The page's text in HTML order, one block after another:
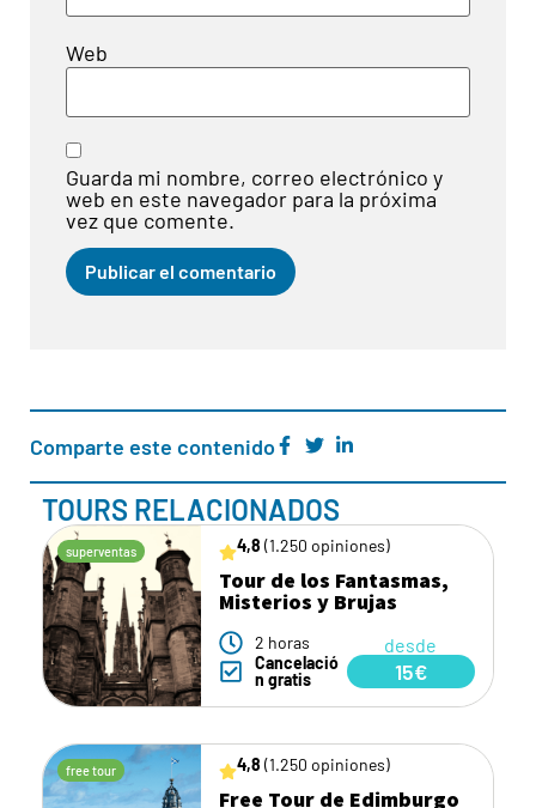
Web
Guarda mi nombre, correo electrónico y
web en este navegador para la próxima
vez que comente.
Comparte este contenido
TOURS RELACIONADOS
superventas 4,8 (1.250 opiniones)
Tour de los Fantasmas,
Misterios y Brujas
2 horas
Cancelació
n gratis
desde
15€
free tour 4,8 (1.250 opiniones)
Free Tour de Edimburgo